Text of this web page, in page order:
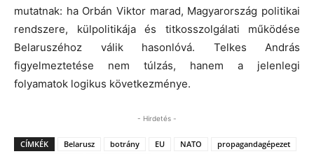
mutatnak: ha Orbán Viktor marad, Magyarország politikai
rendszere, külpolitikája és titkosszolgálati működése
Belaruszéhoz válik hasonlóvá. Telkes András
figyelmeztetése nem túlzás, hanem a jelenlegi
folyamatok logikus következménye.
- Hirdetés -
CÍMKÉK Belarusz botrány EU NATO
propagandagépezet